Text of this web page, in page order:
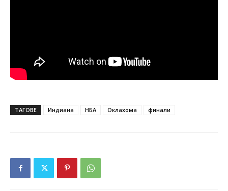
ТАГОВЕ Индиана НБА Оклахома финали